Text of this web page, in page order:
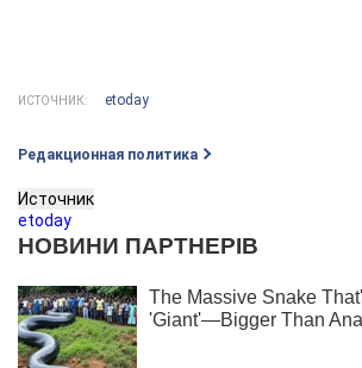
ИСТОЧНИК: etoday
Редакционная политика
Источник
etoday